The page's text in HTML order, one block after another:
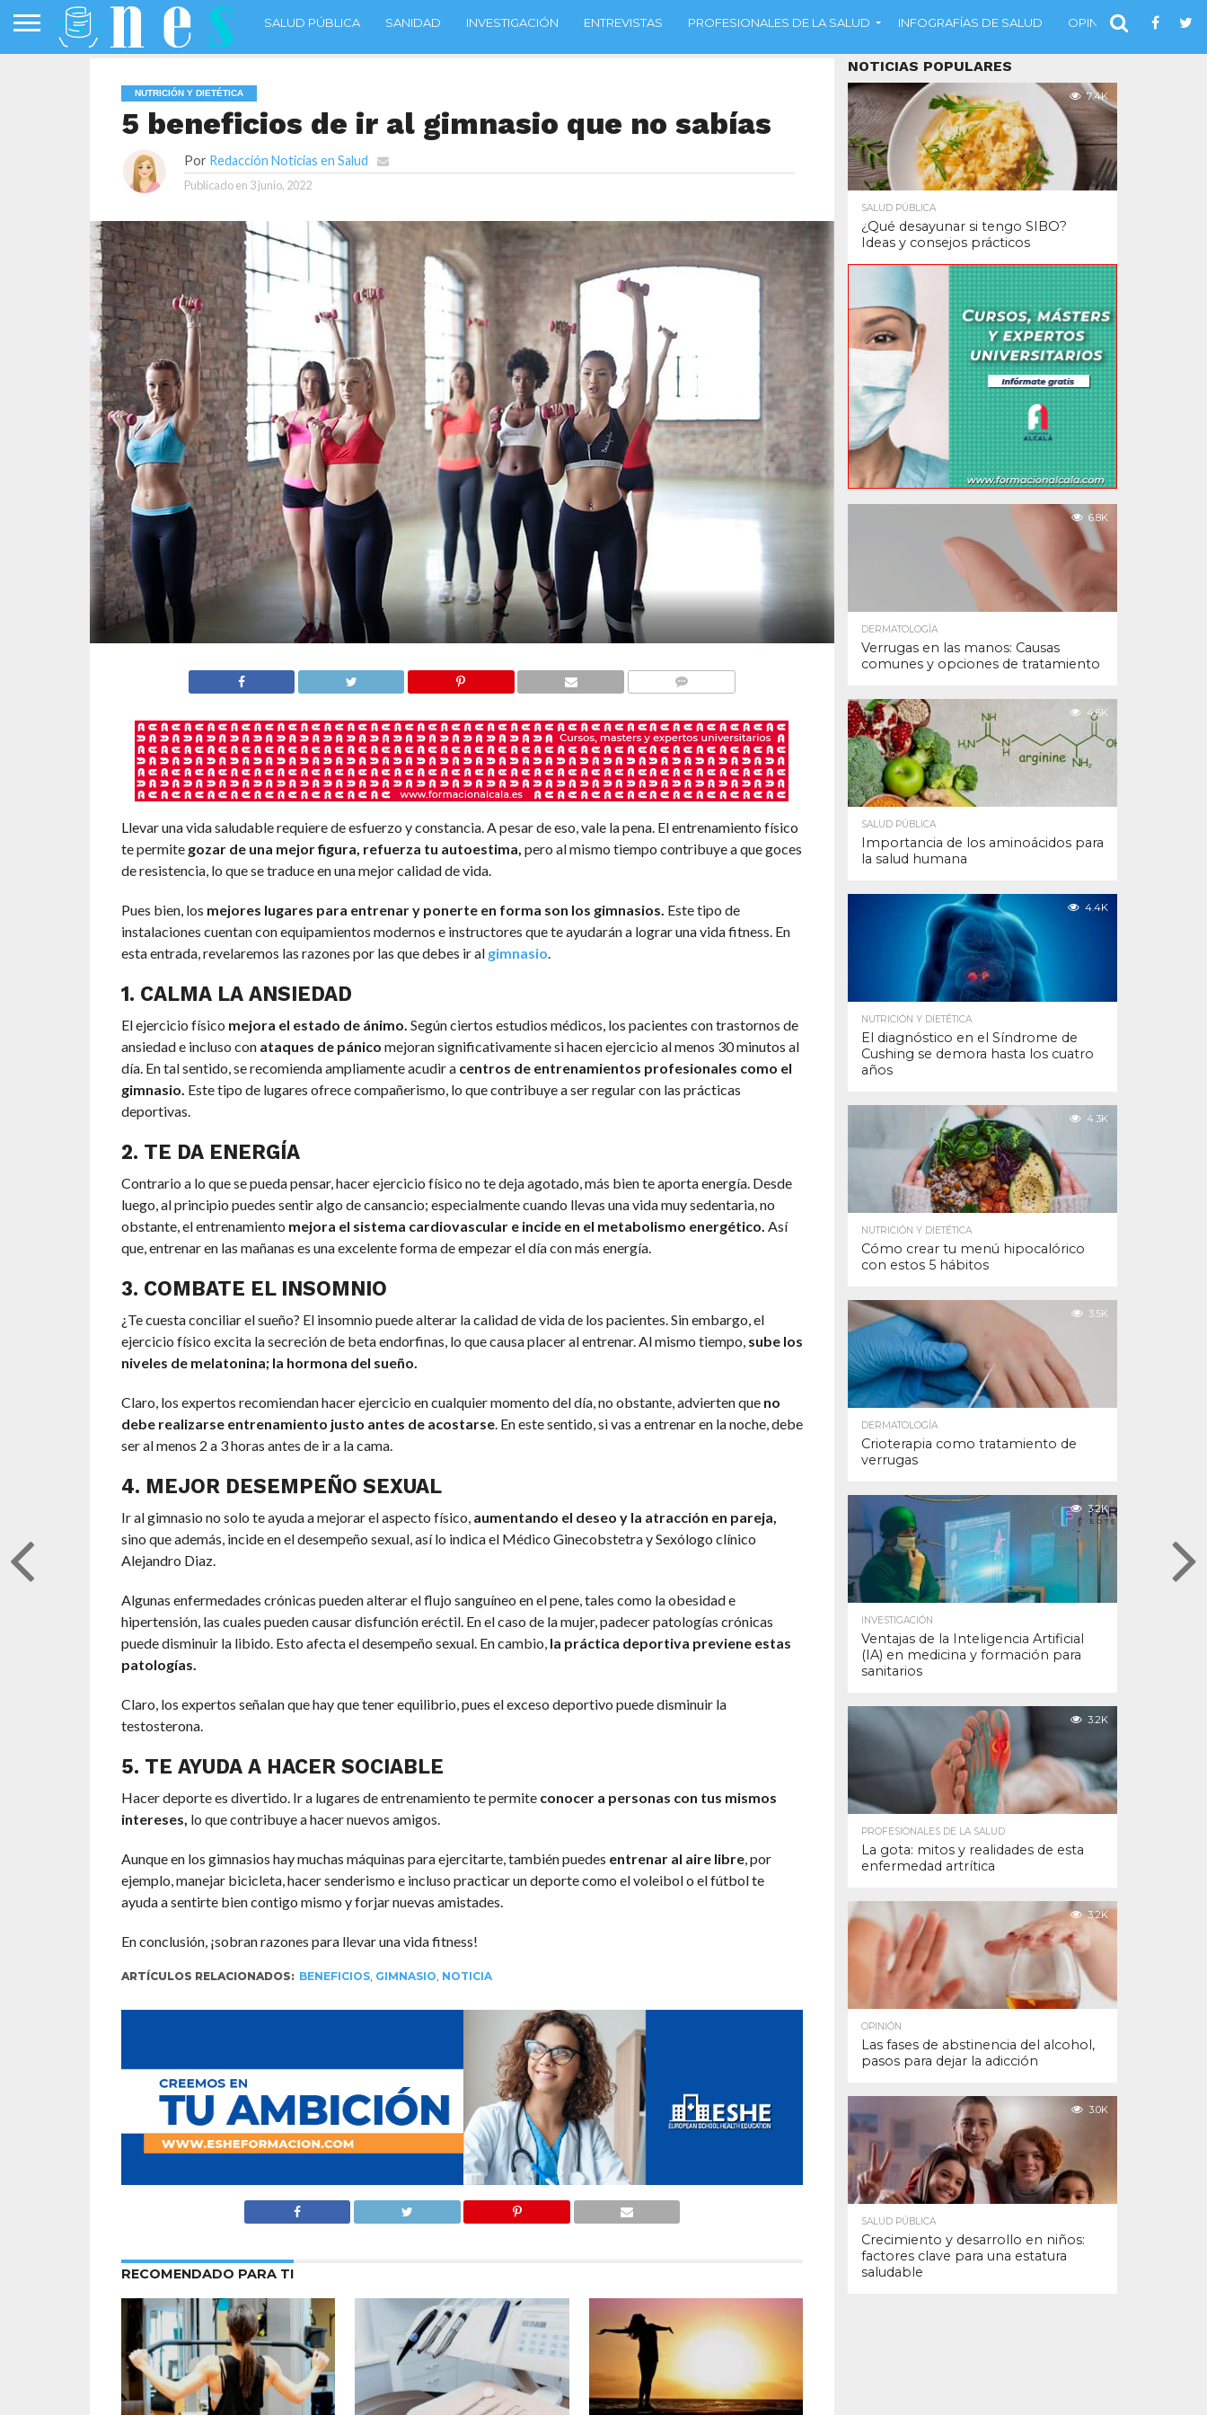
SALUD PÚBLICA SANIDAD INVESTIGACIÓN ENTREVISTAS PROFESIONALES DE LA SALUD INFOGRAFÍAS DE SALUD OPINIÓN
NUTRICIÓN Y DIETÉTICA
5 beneficios de ir al gimnasio que no sabías
Por Redacción Noticias en Salud
Publicado en 3 junio, 2022
Llevar una vida saludable requiere de esfuerzo y constancia. A pesar de eso, vale la pena. El entrenamiento físico
te permite gozar de una mejor figura, refuerza tu autoestima, pero al mismo tiempo contribuye a que goces
de resistencia, lo que se traduce en una mejor calidad de vida.
Pues bien, los mejores lugares para entrenar y ponerte en forma son los gimnasios. Este tipo de
instalaciones cuentan con equipamientos modernos e instructores que te ayudarán a lograr una vida fitness. En
esta entrada, revelaremos las razones por las que debes ir al gimnasio
1. CALMA LA ANSIEDAD
El ejercicio físico mejora el estado de ánimo. Según ciertos estudios médicos, los pacientes con trastornos de
ansiedad e incluso con ataques de pánico mejoran significativamente si hacen ejercicio al menos 30 minutos al
día. En tal sentido, se recomienda ampliamente acudir a centros de entrenamientos profesionales como el
gimnasio. Este tipo de lugares ofrece compañerismo, lo que contribuye a ser regular con las prácticas
deportivas.
2. TE DA ENERGÍA
Contrario a lo que se pueda pensar, hacer ejercicio físico no te deja agotado, más bien te aporta energía. Desde
luego, al principio puedes sentir algo de cansancio; especialmente cuando llevas una vida muy sedentaria, no
obstante, el entrenamiento mejora el sistema cardiovascular e incide en el metabolismo energético. Así
que, entrenar en las mañanas es una excelente forma de empezar el día con más energía.
3. COMBATE EL INSOMNIO
¿Te cuesta conciliar el sueño? El insomnio puede alterar la calidad de vida de los pacientes. Sin embargo, el
ejercicio físico excita la secreción de beta endorfinas, lo que causa placer al entrenar. Al mismo tiempo, sube los
niveles de melatonina; la hormona del sueño.
Claro, los expertos recomiendan hacer ejercicio en cualquier momento del día, no obstante, advierten que no
debe realizarse entrenamiento justo antes de acostarse. En este sentido, si vas a entrenar en la noche, debe
ser al menos 2 a 3 horas antes de ir a la cama.
4. MEJOR DESEMPEÑO SEXUAL
Ir al gimnasio no solo te ayuda a mejorar el aspecto físico, aumentando el deseo y la atracción en pareja,
sino que además, incide en el desempeño sexual, así lo indica el Médico Ginecobstetra y Sexólogo clínico
Alejandro Diaz.
Algunas enfermedades crónicas pueden alterar el flujo sanguíneo en el pene, tales como la obesidad e
hipertensión, las cuales pueden causar disfunción eréctil. En el caso de la mujer, padecer patologías crónicas
puede disminuir la libido. Esto afecta el desempeño sexual. En cambio, la práctica deportiva previene estas
patologías.
Claro, los expertos señalan que hay que tener equilibrio, pues el exceso deportivo puede disminuir la
testosterona.
5. TE AYUDA A HACER SOCIABLE
Hacer deporte es divertido. Ir a lugares de entrenamiento te permite conocer a personas con tus mismos
intereses, lo que contribuye a hacer nuevos amigos.
Aunque en los gimnasios hay muchas máquinas para ejercitarte, también puedes entrenar al aire libre, por
ejemplo, manejar bicicleta, hacer senderismo e incluso practicar un deporte como el voleibol o el fútbol te
ayuda a sentirte bien contigo mismo y forjar nuevas amistades.
En conclusión, ¡sobran razones para llevar una vida fitness!
ARTÍCULOS RELACIONADOS: BENEFICIOS, GIMNASIO NOTICIA
RECOMENDADO PARA TI
NOTICIAS POPULARES
7.4K
SALUD PÚBLICA
¿Qué desayunar si tengo SIBO?
Ideas y consejos prácticos
6.8K
DERMATOLOGÍA
Verrugas en las manos: Causas
comunes y opciones de tratamiento
4.6K
SALUD PÚBLICA
Importancia de los aminoácidos para
la salud humana
4.4K
NUTRICIÓN Y DIETÉTICA
El diagnóstico en el Síndrome de
Cushing se demora hasta los cuatro
años
4.3K
NUTRICIÓN Y DIETÉTICA
Cómo crear tu menú hipocalórico
con estos 5 hábitos
3.5K
DERMATOLOGÍA
Crioterapia como tratamiento de
verrugas
3.2K
INVESTIGACIÓN
Ventajas de la Inteligencia Artificial
(IA) en medicina y formación para
sanitarios
3.2K
PROFESIONALES DE LA SALUD
La gota: mitos y realidades de esta
enfermedad artrítica
3.2K
OPINIÓN
Las fases de abstinencia del alcohol,
pasos para dejar la adicción
3.0K
SALUD PÚBLICA
Crecimiento y desarrollo en niños:
factores clave para una estatura
saludable